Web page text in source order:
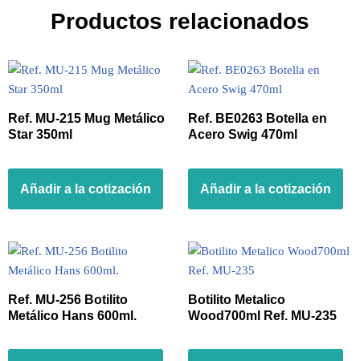
Productos relacionados
Ref. MU-215 Mug Metálico
Star 350ml
Añadir a la cotización
Ref. BE0263 Botella en
Acero Swig 470ml
Añadir a la cotización
Ref. MU-256 Botilito
Metálico Hans 600ml.
Botilito Metalico
Wood700ml Ref. MU-235